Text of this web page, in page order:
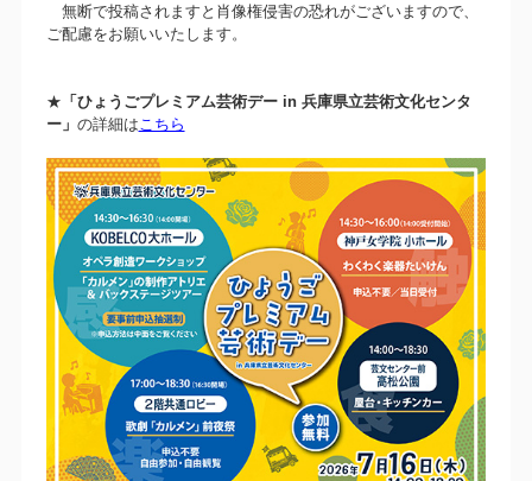
無断で投稿されますと肖像権侵害の恐れがございますので、
ご配慮をお願いいたします。
★ 「ひょうごプレミアム芸術デー in 兵庫県立芸術文化センタ
ー」 の詳細はこちら